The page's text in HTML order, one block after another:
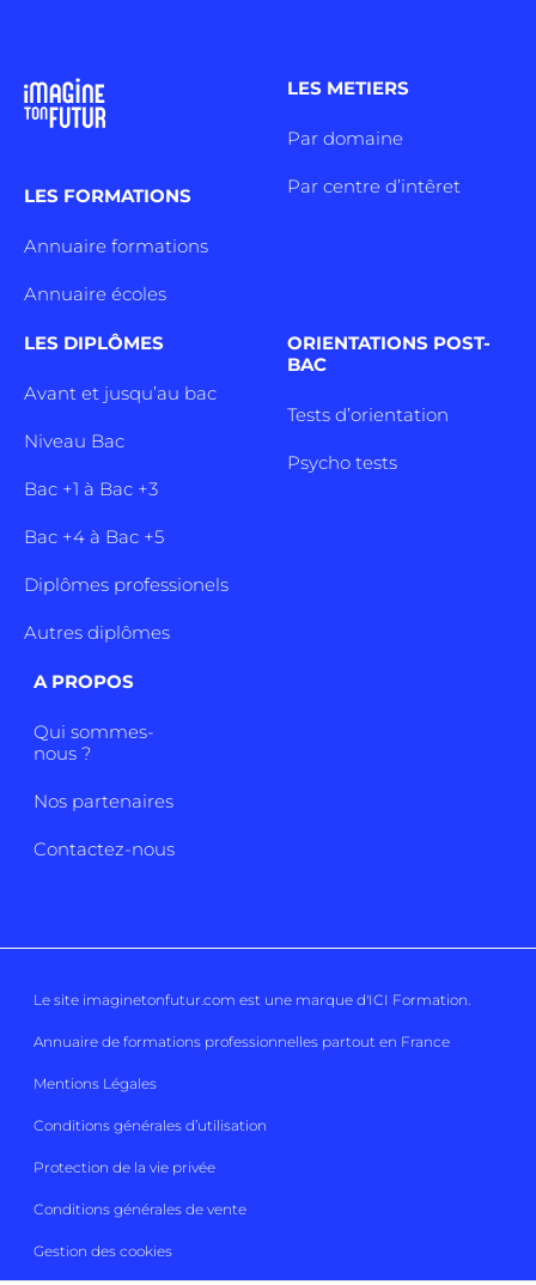
LES FORMATIONS
Annuaire formations
Annuaire écoles
LES METIERS
Par domaine
Par centre d’intêret
LES DIPLÔMES
Avant et jusqu’au bac
Niveau Bac
Bac +1 à Bac +3
Bac +4 à Bac +5
Diplômes professionels
Autres diplômes
ORIENTATIONS POST-
BAC
Tests d’orientation
Psycho tests
A PROPOS
Qui sommes-
nous ?
Nos partenaires
Contactez-nous
Le site imaginetonfutur.com est une marque d'ICI Formation.
Annuaire de formations professionnelles partout en France
Mentions Légales
Conditions générales d’utilisation
Protection de la vie privée
Conditions générales de vente
Gestion des cookies